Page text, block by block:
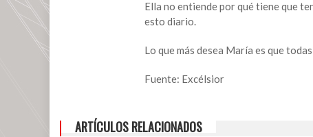
Ella no entiende por qué tiene que
esto diario.
Lo que más desea María es que
Fuente: Excélsior
ARTÍCULOS RELACIONADOS